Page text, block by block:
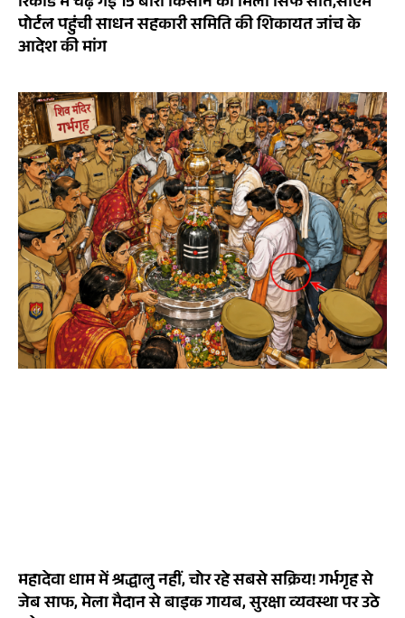
पोर्टल पहुंची साधन सहकारी समिति की शिकायत जांच के
आदेश की मांग
महादेवा धाम में श्रद्धालु नहीं, चोर रहे सबसे सक्रिय! गर्भगृह से
जेब साफ, मेला मैदान से बाइक गायब, सुरक्षा व्यवस्था पर उठे